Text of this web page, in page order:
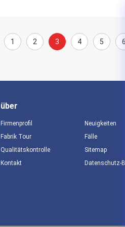
1 2 3 4 5 6
über
Firmenprofil
Fabrik Tour
Qualitätskontrolle
Kontakt
Neuigkeiten
Fälle
Sitemap
Datenschutz-